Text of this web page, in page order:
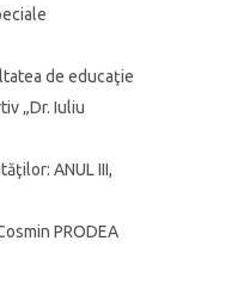
de educaţie
„Dr. Iuliu
ANUL III,
PRODEA